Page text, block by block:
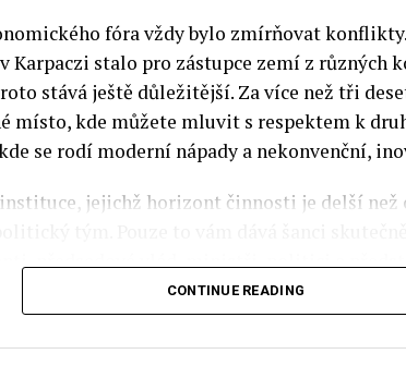
fóra vždy bylo zmírňovat
Karpaczi stalo pro zástupce zemí z různých
stává ještě důležitější. Za více než tři
místo, kde můžete mluvit s respektem k
se rodí moderní nápady a nekonvenční,
jejichž horizont činnosti je delší než
předsedové vlád, ministři, politici a
lidé z kultury, renomovaní vědci, novináři
CONTINUE READING